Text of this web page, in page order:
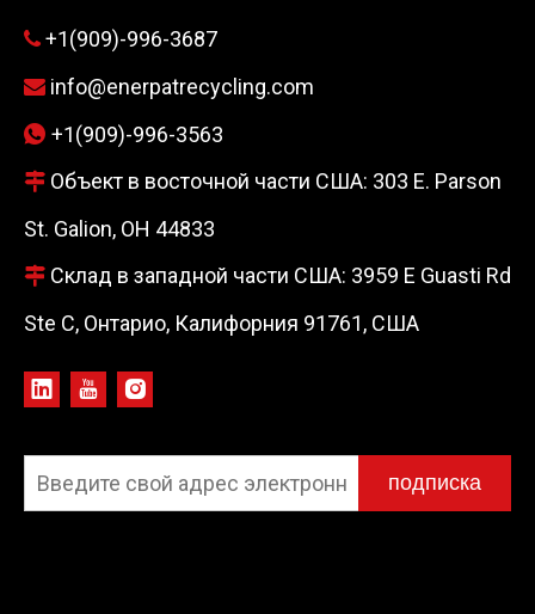
 +1(909)-996-3687
 info@enerpatrecycling.com
 +1(909)-996-3563
 Объект в восточной части США: 303 E. Parson
St. Galion, OH 44833
 Склад в западной части США: 3959 E Guasti Rd
Ste C, Онтарио, Калифорния 91761, США
подписка